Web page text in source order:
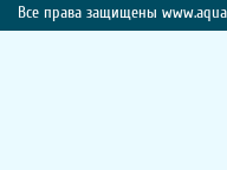
Все права защищены